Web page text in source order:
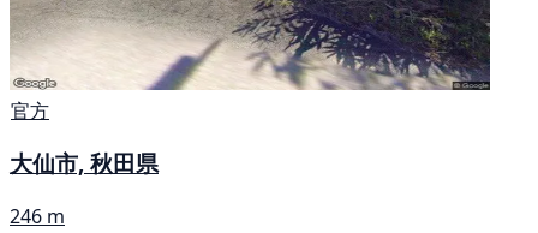
官方
大仙市, 秋田県
246 m